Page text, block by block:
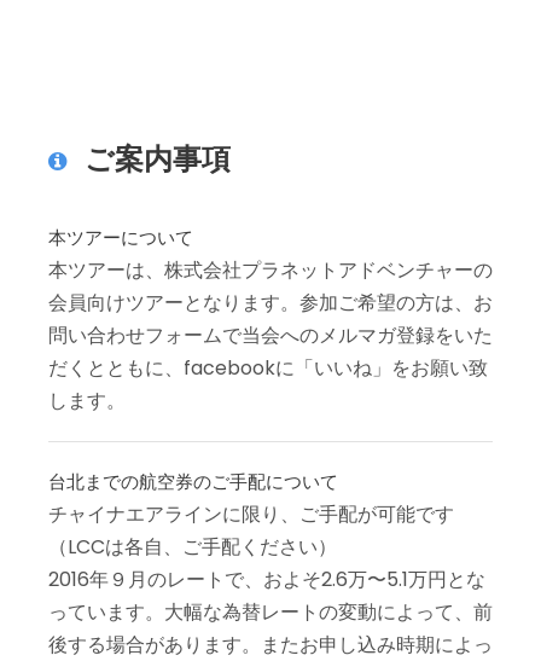
ご案内事項
本ツアーについて
本ツアーは、株式会社プラネットアドベンチャーの
会員向けツアーとなります。参加ご希望の方は、お
問い合わせフォームで当会へのメルマガ登録をいた
だくとともに、facebookに「いいね」をお願い致
します。
台北までの航空券のご手配について
チャイナエアラインに限り、ご手配が可能です
（LCCは各自、ご手配ください）
2016年９月のレートで、およそ2.6万〜5.1万円とな
っています。大幅な為替レートの変動によって、前
後する場合があります。またお申し込み時期によっ